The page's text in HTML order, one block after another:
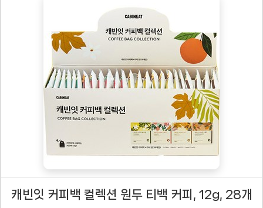
캐빈잇 커피백 컬렉션 원두 티백 커피, 12g, 28개